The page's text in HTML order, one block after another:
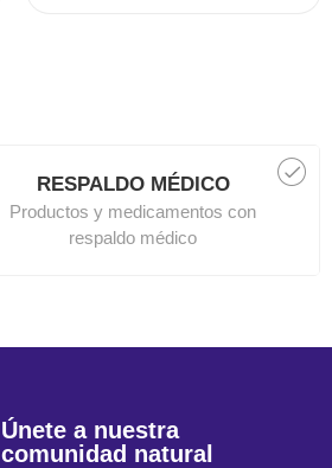
RESPALDO MÉDICO
Productos y medicamentos con
respaldo médico
Únete a nuestra
comunidad natural